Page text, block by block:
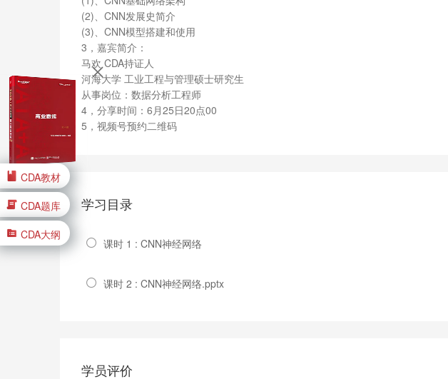
(2)、CNN发展史简介
(3)、CNN模型搭建和使用
3，嘉宾简介：
马欢 CDA持证人
河海大学 工业工程与管理硕士研究生
从事岗位：数据分析工程师
4，分享时间：6月25日20点00
5，视频号预约二维码
学习目录
课时 1 : CNN神经网络
课时 2 : CNN神经网络.pptx
学员评价
CDA教材
CDA题库
CDA大纲